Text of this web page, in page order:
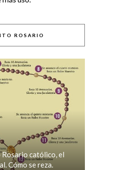
ROSARIO
Rosario católico, el
Cómo se reza.